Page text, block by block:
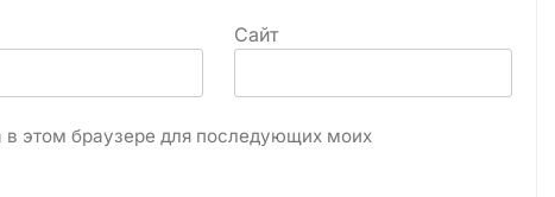
Сайт
в этом браузере для последующих моих